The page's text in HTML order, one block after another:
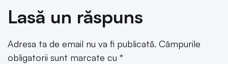
Lasă un răspuns
Adresa ta de email nu va fi publicată. Câmpurile
obligatorii sunt marcate cu *